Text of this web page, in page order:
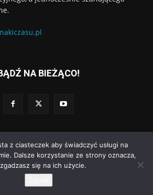
NA BIEŻĄCO!
Wdrożenie:Go3.pl
Regulamin dodawania komentarzy
z ciasteczek aby świadczyć usługi na
Dalsze korzystanie ze strony oznacza,
się na ich użycie.